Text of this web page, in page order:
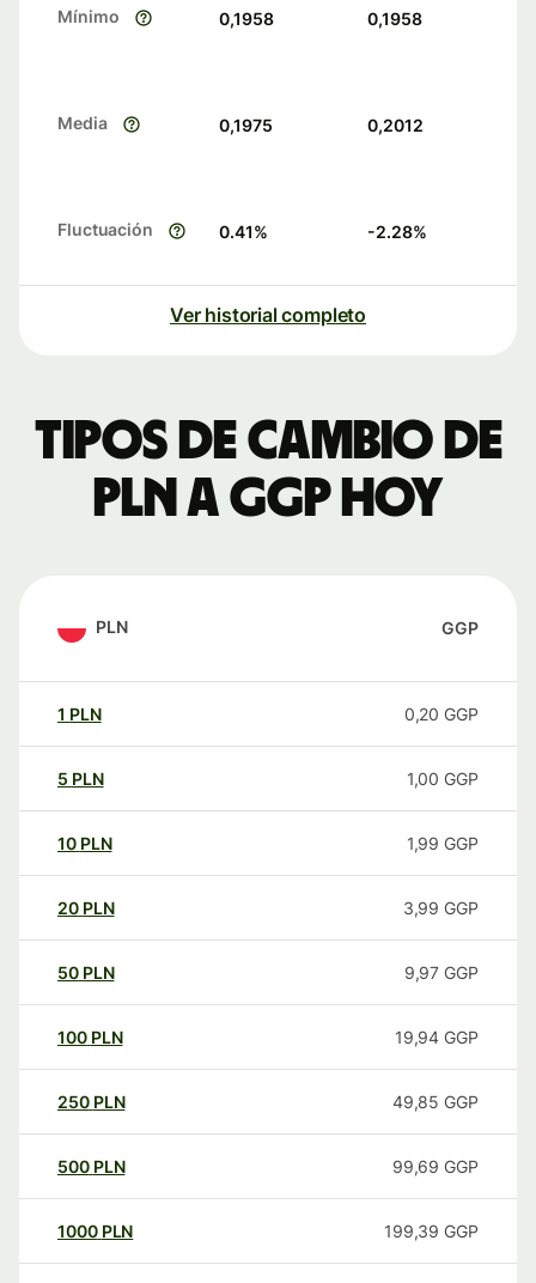
Mínimo 0,1958 0,1958
Media 0,1975 0,2012
Fluctuación 0.41% -2.28%
Ver historial completo
Tipos de cambio de
PLN a GGP hoy
PLN GGP
1 PLN 0,20 GGP
5 PLN 1,00 GGP
10 PLN 1,99 GGP
20 PLN 3,99 GGP
50 PLN 9,97 GGP
100 PLN 19,94 GGP
250 PLN 49,85 GGP
500 PLN 99,69 GGP
1000 PLN 199,39 GGP